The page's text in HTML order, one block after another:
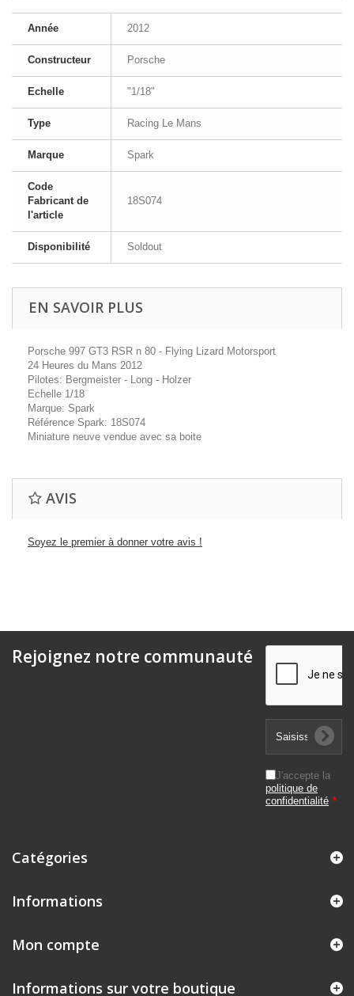
Année 2012
Constructeur Porsche
Echelle "1/18"
Type Racing Le Mans
Marque Spark
Code
Fabricant de
l'article
18S074
Disponibilité Soldout
EN SAVOIR PLUS
Porsche 997 GT3 RSR n 80 - Flying Lizard Motorsport
24 Heures du Mans 2012
Pilotes: Bergmeister - Long - Holzer
Echelle 1/18
Marque: Spark
Référence Spark: 18S074
Miniature neuve vendue avec sa boite
AVIS
Soyez le premier à donner votre avis !
Rejoignez notre communauté
J'accepte la
politique de
confidentialité *
Catégories
Informations
Mon compte
Informations sur votre boutique